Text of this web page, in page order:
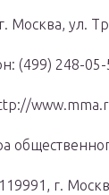
Москва, ул.
(499) 248-
г.